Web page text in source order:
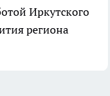
Иркутского
региона